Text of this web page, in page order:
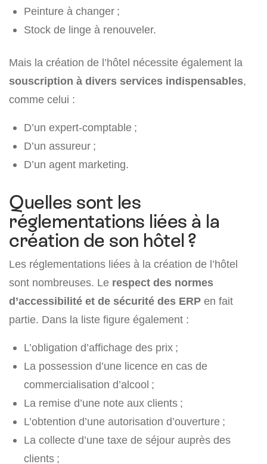
Peinture à changer ;
Stock de linge à renouveler.
Mais la création de l’hôtel nécessite également la
souscription à divers services indispensables,
comme celui :
D’un expert-comptable ;
D’un assureur ;
D’un agent marketing.
Quelles sont les
réglementations liées à la
création de son hôtel ?
Les réglementations liées à la création de l’hôtel
sont nombreuses. Le respect des normes
d’accessibilité et de sécurité des ERP en fait
partie. Dans la liste figure également :
L’obligation d’affichage des prix ;
La possession d’une licence en cas de
commercialisation d’alcool ;
La remise d’une note aux clients ;
L’obtention d’une autorisation d’ouverture ;
La collecte d’une taxe de séjour auprès des
clients ;